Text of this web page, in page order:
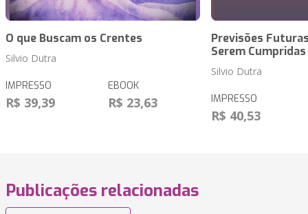
O que Buscam os Crentes
Silvio Dutra
IMPRESSO
R$ 39,39
EBOOK
R$ 23,63
Previsões
Serem Cumpridas
Silvio Dutra
IMPRESSO
R$ 40,53
Publicações relacionadas